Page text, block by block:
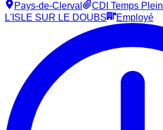
Pays-de-Clerval CDI Temps Plein
L'ISLE SUR LE DOUBS
Employé